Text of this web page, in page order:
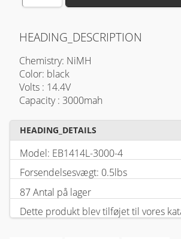
HEADING_DESCRIPTION
Chemistry: NiMH
Color: black
Volts : 14.4V
Capacity : 3000mah
HEADING_DETAILS
Model: EB1414L-3000-4
Forsendelsesvægt: 0.5lbs
87 Antal på lager